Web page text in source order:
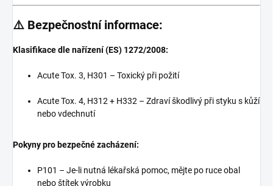
⚠️ Bezpečnostní informace:
Klasifikace dle nařízení (ES) 1272/2008:
Acute Tox. 3, H301 – Toxický při požití
Acute Tox. 4, H312 + H332 – Zdraví škodlivý při styku s kůží
nebo vdechnutí
Pokyny pro bezpečné zacházení:
P101 – Je-li nutná lékařská pomoc, mějte po ruce obal
nebo štítek výrobku